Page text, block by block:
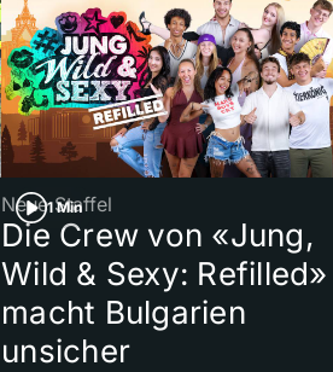
1 Min
Neue Staffel
Die Crew von «Jung,
Wild & Sexy: Refilled»
macht Bulgarien
unsicher